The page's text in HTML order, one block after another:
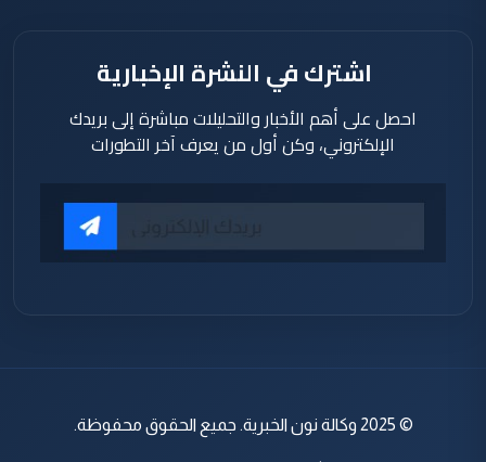
اشترك في النشرة الإخبارية
احصل على أهم الأخبار والتحليلات مباشرة إلى بريدك
الإلكتروني، وكن أول من يعرف آخر التطورات
© 2025 وكالة نون الخبرية. جميع الحقوق محفوظة.